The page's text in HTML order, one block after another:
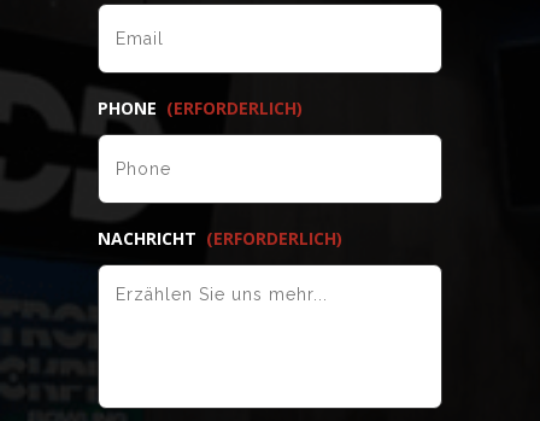
PHONE (ERFORDERLICH)
NACHRICHT (ERFORDERLICH)